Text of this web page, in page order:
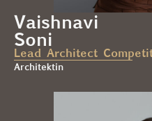
Vaishnavi
Soni
Lead Architect
Architektin